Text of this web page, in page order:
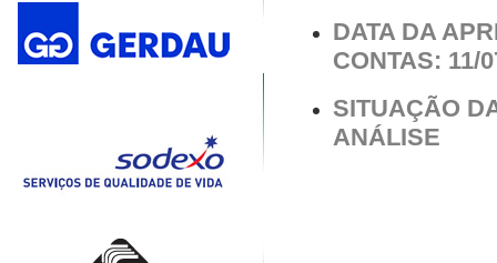
DATA DA
CONTAS: 11/
SITUAÇÃO
ANÁLISE